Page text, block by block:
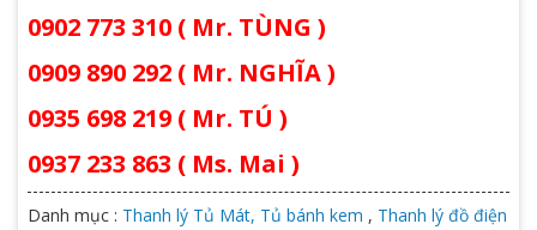
0902 773 310 ( Mr. TÙNG )
0909 890 292 ( Mr. NGHĨA )
0935 698 219 ( Mr. TÚ )
0937 233 863 ( Ms. Mai )
Danh mục : Thanh lý Tủ Mát, Tủ bánh kem , Thanh lý đồ điện